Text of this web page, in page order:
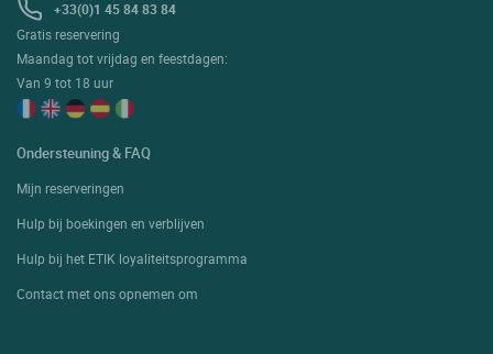
+33(0)1 45 84 83 84
Gratis reservering
Maandag tot vrijdag en feestdagen:
Van 9 tot 18 uur
Ondersteuning & FAQ
Mijn reserveringen
Hulp bij boekingen en verblijven
Hulp bij het ETIK loyaliteitsprogramma
Contact met ons opnemen om